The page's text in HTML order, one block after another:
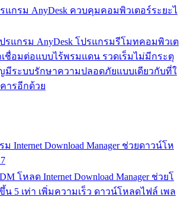
รแกรม AnyDesk ควบคุมคอมพิวเตอร์ระยะไ
รแกรม AnyDesk โปรแกรมรีโมทคอมพิวเต
ชื่อมต่อแบบไร้พรมแดน รวดเร็มไม่มีกระตุ
มีระบบรักษาความปลอดภัยแบบเดียวกับที่ใ
ารอีกด้วย
Internet Download Manager ช่วยดาวน์โห
โหลด Internet Download Manager ช่วยโ
น 5 เท่า เพิ่มความเร็ว ดาวน์โหลดไฟล์ เพล